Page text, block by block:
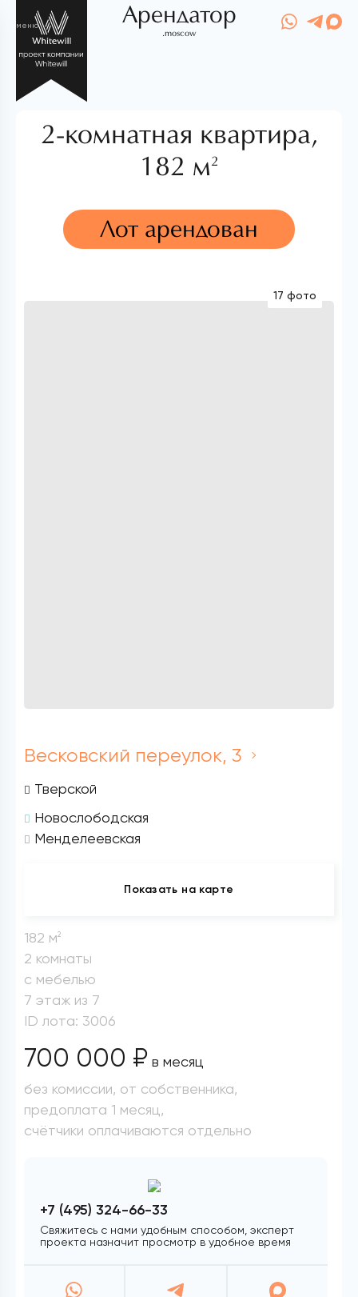
меню Арендатор
.moscow
2-комнатная квартира,
182 м2
Лот арендован
17 фото
Весковский переулок, 3
Тверской
Новослободская
Менделеевская
Показать на карте
182 м2
2 комнаты
с мебелью
7 этаж из 7
ID лота: 3006
700 000 ₽ в месяц
без комиссии, от собственника,
предоплата 1 месяц,
счётчики оплачиваются отдельно
+7 (495) 324-66-33
Свяжитесь с нами удобным способом, эксперт
проекта назначит просмотр в удобное время